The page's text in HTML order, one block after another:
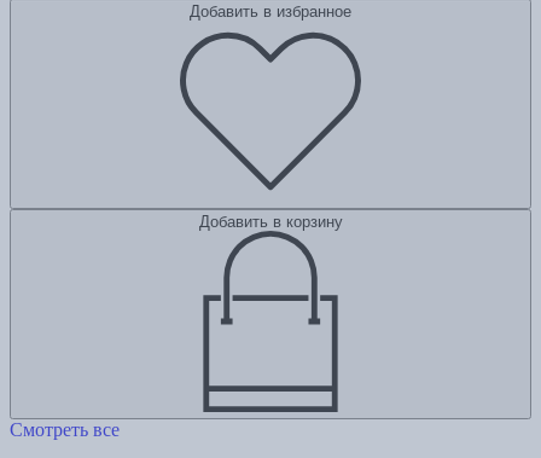
Добавить в избранное
Добавить в корзину
Смотреть все